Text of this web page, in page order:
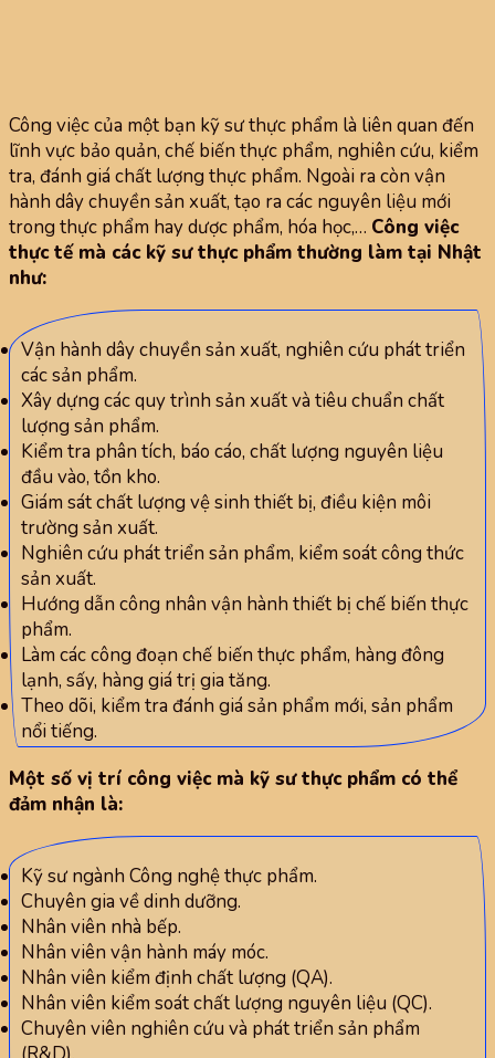
Công việc của một bạn kỹ sư thực phẩm là liên quan đến
lĩnh vực bảo quản, chế biến thực phẩm, nghiên cứu, kiểm
tra, đánh giá chất lượng thực phẩm. Ngoài ra còn vận
hành dây chuyền sản xuất, tạo ra các nguyên liệu mới
trong thực phẩm hay dược phẩm, hóa học,… Công việc
thực tế mà các kỹ sư thực phẩm thường làm tại Nhật
như:
Vận hành dây chuyền sản xuất, nghiên cứu phát triển
các sản phẩm.
Xây dựng các quy trình sản xuất và tiêu chuẩn chất
lượng sản phẩm.
Kiểm tra phân tích, báo cáo, chất lượng nguyên liệu
đầu vào, tồn kho.
Giám sát chất lượng vệ sinh thiết bị, điều kiện môi
trường sản xuất.
Nghiên cứu phát triển sản phẩm, kiểm soát công thức
sản xuất.
Hướng dẫn công nhân vận hành thiết bị chế biến thực
phẩm.
Làm các công đoạn chế biến thực phẩm, hàng đông
lạnh, sấy, hàng giá trị gia tăng.
Theo dõi, kiểm tra đánh giá sản phẩm mới, sản phẩm
nổi tiếng.
Một số vị trí công việc mà kỹ sư thực phẩm có thể
đảm nhận là:
Kỹ sư ngành Công nghệ thực phẩm.
Chuyên gia về dinh dưỡng.
Nhân viên nhà bếp.
Nhân viên vận hành máy móc.
Nhân viên kiểm định chất lượng (QA).
Nhân viên kiểm soát chất lượng nguyên liệu (QC).
Chuyên viên nghiên cứu và phát triển sản phẩm